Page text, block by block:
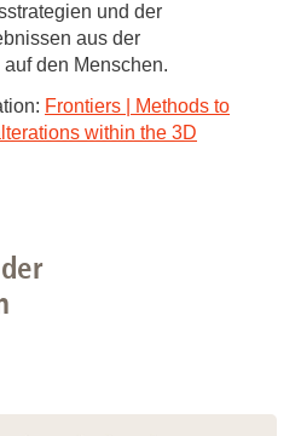
und der
aus der
den Menschen.
Frontiers | Methods to
within the 3D